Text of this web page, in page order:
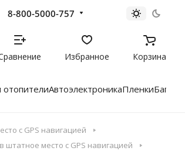
8-800-5000-757
Избранное Корзина
АвтоэлектроникаПленки
с GPS навигацией
штатное место с GPS навигацией